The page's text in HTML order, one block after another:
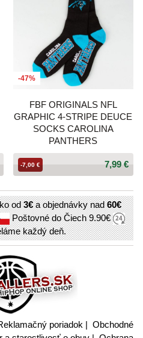
-47%
FBF ORIGINALS NFL
GRAPHIC 4-STRIPE DEUCE
SOCKS CAROLINA
PANTHERS
7,99 €
-7,00 €
od3€a objednávky nad60€
Poštovné do Čiech9.90€
každý deň.
poriadok | Obchodné